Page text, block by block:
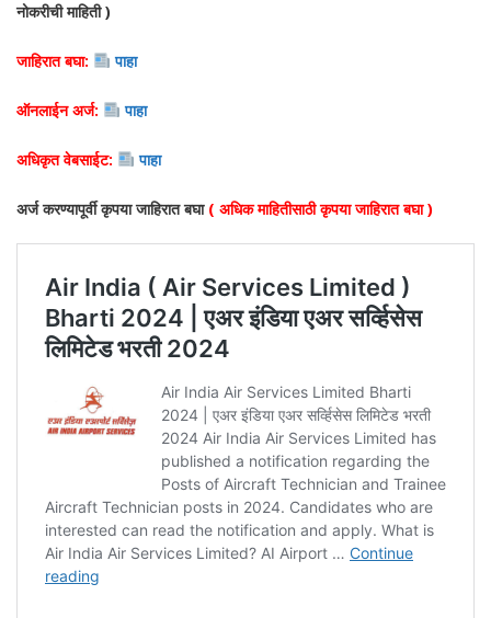
नोकरीची माहिती )
जाहिरात बघा: पाहा
ऑनलाईन अर्ज: पाहा
अधिकृत वेबसाईट: पाहा
अर्ज करण्यापूर्वी कृपया जाहिरात बघा ( अधिक माहितीसाठी कृपया जाहिरात बघा )